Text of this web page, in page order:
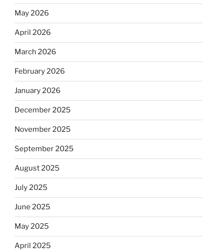
May 2026
April 2026
March 2026
February 2026
January 2026
December 2025
November 2025
September 2025
August 2025
July 2025
June 2025
May 2025
April 2025